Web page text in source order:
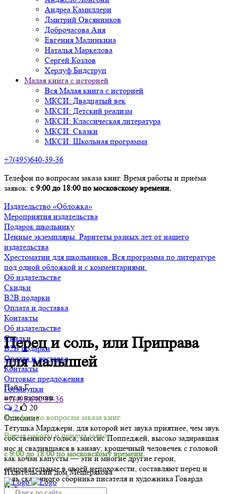
Андреа Камиллери
Дмитрий Овсянников
Доброчасова Аня
Евгения Малинкина
Наталья Маркелова
Сергей Козлов
Херлуф Бидструп
Малая книга с историей
Вся Малая книга с историей
МКСИ: Двадцатый век
МКСИ: Детский реализм
МКСИ: Классическая литература
МКСИ: Сказки
МКСИ: Школьная программа
+7(495)640-39-36
Телефон по вопросам заказа книг. Время работы и приёма
заявок: с 9:00 до 18:00 по московскому времени.
Издательство «Обложка»
Мероприятия издательства
Подарок школьнику
Ценные экземпляры. Раритеты разных лет от нашего
издательства
Хрестоматии для школьников. Вся программа по литературе
под одной обложкой и с комментариями.
Об издательстве
Скидки
B2B подарки
Оплата и доставка
Контакты
Об издательстве
Скидки
B2B подарки
Оплата и доставка
Контакты
Оптовые предложения
Госзакупки
+7(495)640-39-36
Телефон по вопросам заказа книг.
Время работы и приёма заявок:
с 9:00 до 18:00 по московскому времени.
Издательский дом Мещерякова
Перец и соль, или Приправа
для малышей
Пайл Г.
нет в наличии
2
20
Описание
Тётушка Марджери, для которой нет звука приятнее, чем звук
собственного голоса; миссис Поппеджей, высоко задиравшая
нос и свалившаяся в канаву; крошечный человечек с головой
как кочан капусты — эти и многие другие герои,
очаровательные в своей непохожести, составляют перец и
соль сказочного сборника писателя и художника Говарда
Пайла.